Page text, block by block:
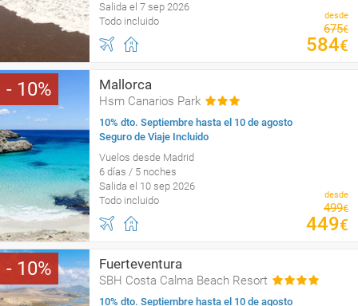
Salida el 7 sep 2026
Todo incluido
desde
675€
584€
10 Mallorca
Hsm Canarios Park
10% dto. Septiembre hasta el 10 de agosto
Seguro de Viaje Incluido
Vuelos desde Madrid
6 días / 5 noches
Salida el 10 sep 2026
Todo incluido
desde
499€
449€
10 Fuerteventura
SBH Costa Calma Beach Resort
10% dto. Septiembre hasta el 10 de agosto